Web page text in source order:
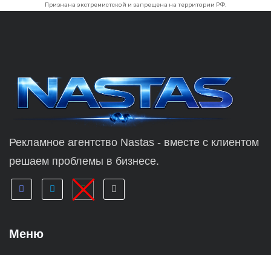
Признана экстремистской и запрещена на территории РФ.
Рекламное агентство Nastas - вместе с клиентом
решаем проблемы в бизнесе.
Меню